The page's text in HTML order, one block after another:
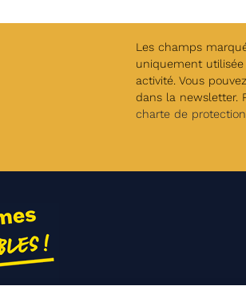
Les champs
uniquement
activité. Vous
dans la newsletter.
charte de